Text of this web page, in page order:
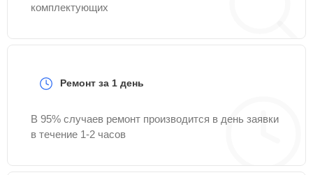
комплектующих
Ремонт за 1 день
В 95% случаев ремонт производится в день заявки
в течение 1-2 часов